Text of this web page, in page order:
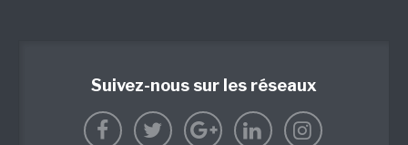
Suivez-nous sur les réseaux